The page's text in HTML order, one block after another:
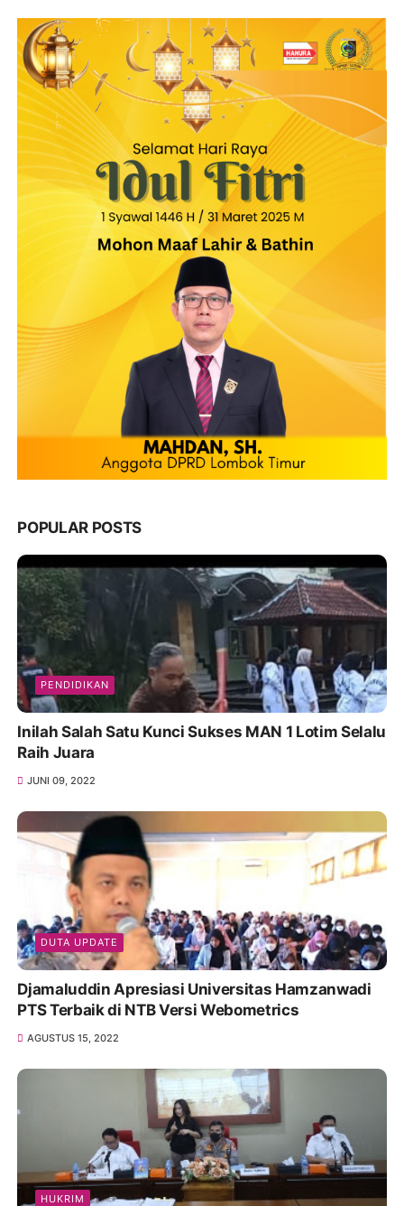
POPULAR POSTS
PENDIDIKAN
Inilah Salah Satu Kunci Sukses MAN 1 Lotim Selalu
Raih Juara
JUNI 09, 2022
DUTA UPDATE
Djamaluddin Apresiasi Universitas Hamzanwadi
PTS Terbaik di NTB Versi Webometrics
AGUSTUS 15, 2022
HUKRIM